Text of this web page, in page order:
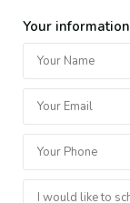
Your information